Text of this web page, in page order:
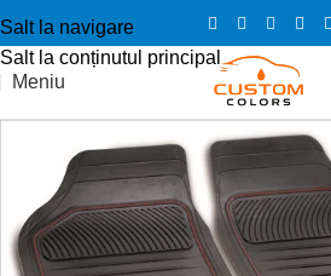
Salt la navigare
Salt la conținutul principal
Meniu